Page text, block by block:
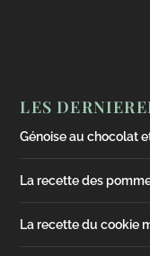
LES
Génoise au chocolat
La recette des
La recette du cookie